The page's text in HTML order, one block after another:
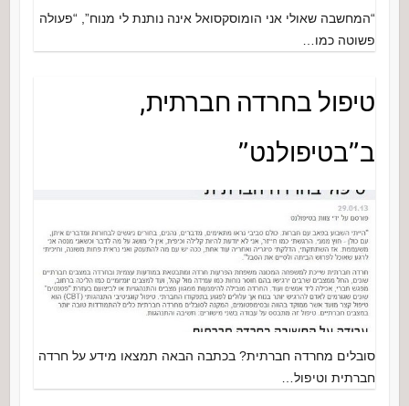
“המחשבה שאולי אני הומוסקסואל אינה נותנת לי מנוח”, “פעולה
פשוטה כמו…
טיפול בחרדה חברתית,
ב”בטיפולנט”
סובלים מחרדה חברתית? בכתבה הבאה תמצאו מידע על חרדה
חברתית וטיפול…